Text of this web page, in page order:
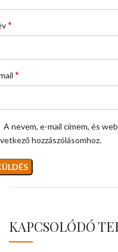
*
*
A nevem, e-mail címem, és
hozzászólásomhoz.
KAPCSOLÓDÓ